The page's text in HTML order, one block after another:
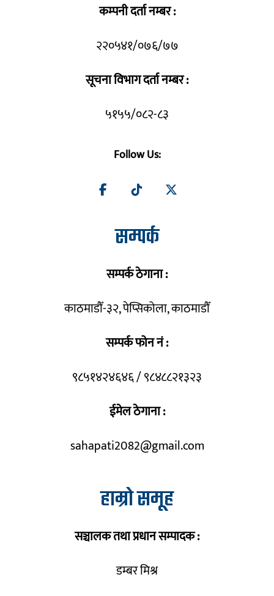
कम्पनी दर्ता नम्बर :
२२०५४१/०७६/७७
सूचना विभाग दर्ता नम्बर :
५१५५/०८२-८३
Follow Us:
सम्पर्क
सम्पर्क ठेगाना :
काठमाडौँ-३२, पेप्सिकोला, काठमाडौँ
सम्पर्क फोन नं :
९८५१४२४६४६ / ९८४८८२१३२३
ईमेल ठेगाना :
sahapati2082@gmail.com
हाम्रो समूह
सञ्चालक तथा प्रधान सम्पादक :
डम्बर मिश्र